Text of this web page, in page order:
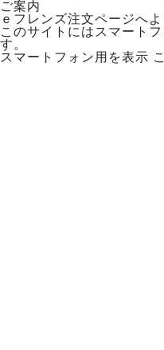
ご案内
ｅフレンズ注文ページへよ
このサイトにはスマート
す。
スマートフォン用を表示